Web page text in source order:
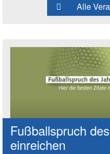
Alle
Fußballspruch
einreichen